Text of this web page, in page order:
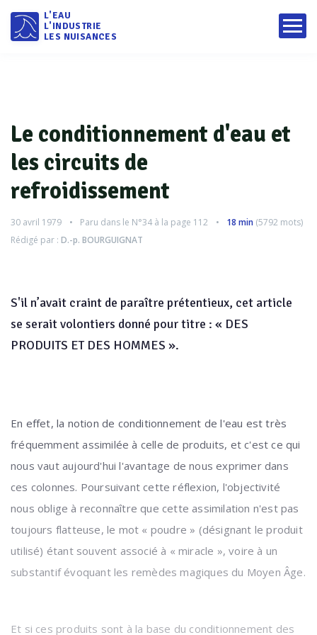
L'EAU
L'INDUSTRIE
LES NUISANCES
Le conditionnement d'eau et
les circuits de
refroidissement
30 avril 1979 Paru dans le N°34 à la page 112 18 min (5792 mots)
Rédigé par : D.-p. BOURGUIGNAT
S'il n’avait craint de paraître prétentieux, cet article
se serait volontiers donné pour titre : « DES
PRODUITS ET DES HOMMES ».
En effet, la notion de conditionnement de l'eau est très
fréquemment assimilée à celle de produits, et c'est ce qui
nous vaut aujourd'hui l'avantage de nous exprimer dans
ces colonnes. Poursuivant cette réflexion, l'objectivité
nous oblige à reconnaître que cette assimilation n'est pas
toujours flatteuse, le mot « poudre » (désignant le produit
utilisé) étant souvent associé à « miracle », voire à un
substantif évoquant les remèdes magiques du Moyen Âge.
Et si ces produits sont à la base du conditionnement des